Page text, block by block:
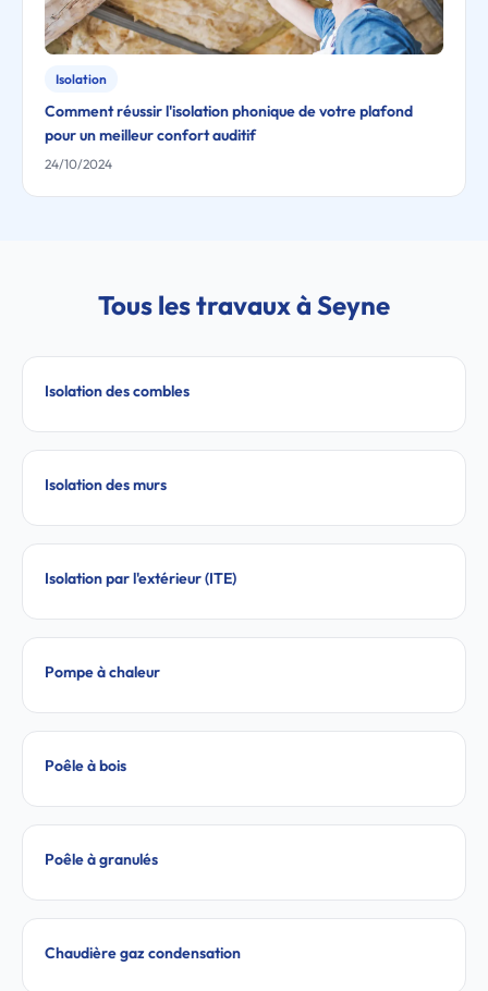
Isolation
Comment réussir l'isolation phonique de votre plafond
pour un meilleur confort auditif
24/10/2024
Tous les travaux à Seyne
Isolation des combles
Isolation des murs
Isolation par l'extérieur (ITE)
Pompe à chaleur
Poêle à bois
Poêle à granulés
Chaudière gaz condensation